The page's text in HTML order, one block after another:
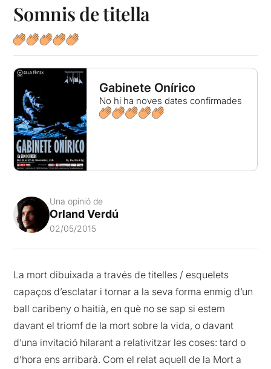
Somnis de titella
Gabinete Onírico
No hi ha noves dates confirmades
Una opinió de
Orland Verdú
02/05/2015
La mort dibuixada a través de titelles / esquelets
capaços d’esclatar i tornar a la seva forma enmig d’un
ball caribeny o haitià, en què no se sap si estem
davant el triomf de la mort sobre la vida, o davant
d’una invitació hilarant a relativitzar les coses: tard o
d’hora ens arribarà. Com el relat aquell de la Mort a